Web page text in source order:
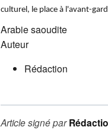
culturel, le place à l'avant-
Arabie saoudite
Auteur
Rédaction
Article signé par